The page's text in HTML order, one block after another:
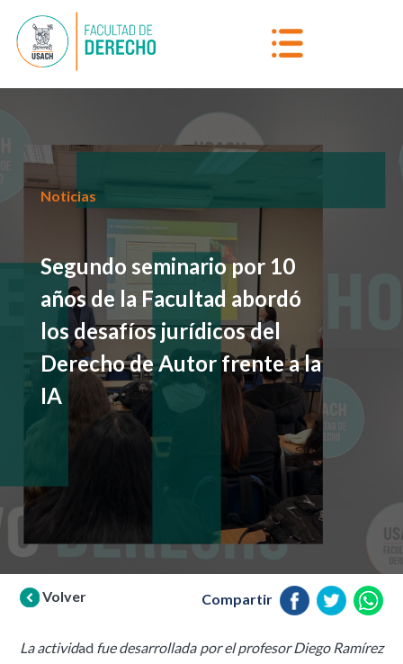
Noticias
Segundo seminario por 10
años de la Facultad abordó
los desafíos jurídicos del
Derecho de Autor frente a la
IA
Volver Compartir
La actividad fue desarrollada por el profesor Diego Ramírez